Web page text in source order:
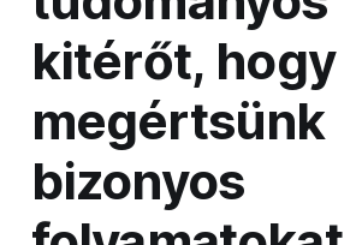
kitérőt, hogy
megértsünk
bizonyos